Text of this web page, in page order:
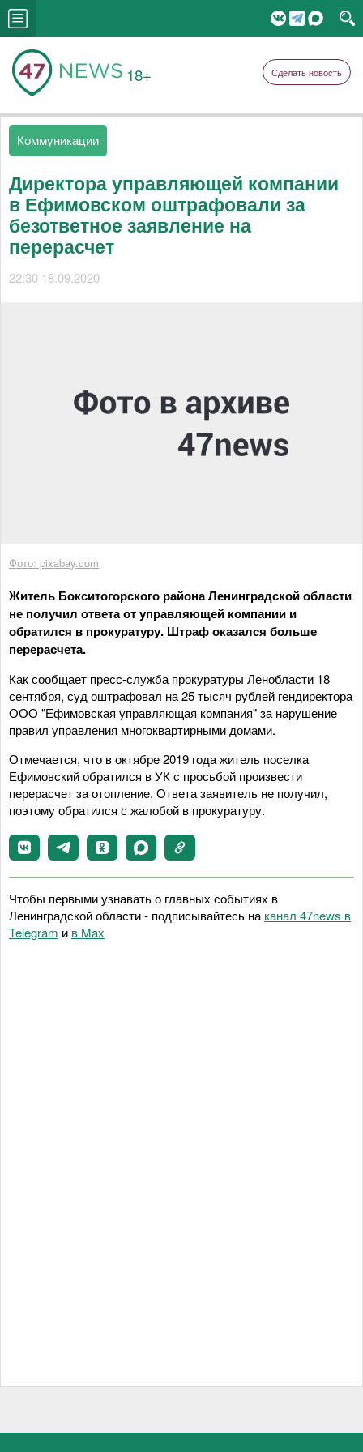
18+ Сделать новость
Коммуникации
Директора управляющей компании
в Ефимовском оштрафовали за
безответное заявление на
перерасчет
22:30 18.09.2020
Фото: pixabay.com
Житель Бокситогорского района Ленинградской области
не получил ответа от управляющей компании и
обратился в прокуратуру. Штраф оказался больше
перерасчета.
Как сообщает пресс-служба прокуратуры Ленобласти 18
сентября, суд оштрафовал на 25 тысяч рублей гендиректора
ООО "Ефимовская управляющая компания" за нарушение
правил управления многоквартирными домами.
Отмечается, что в октябре 2019 года житель поселка
Ефимовский обратился в УК с просьбой произвести
перерасчет за отопление. Ответа заявитель не получил,
поэтому обратился с жалобой в прокуратуру.
Чтобы первыми узнавать о главных событиях в
Ленинградской области - подписывайтесь на канал 47news в
Telegram и в Maх